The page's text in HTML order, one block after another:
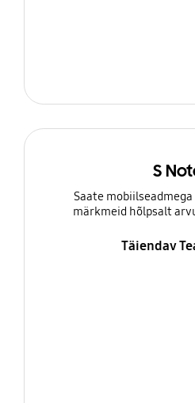
S
Saate
märkmeid hõlpsalt
Täiendav